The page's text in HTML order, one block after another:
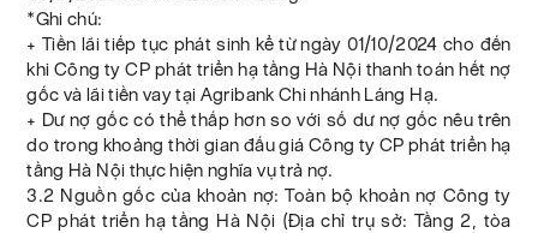
*Ghi chú:
+ Tiền lãi tiếp tục phát sinh kể từ ngày 01/10/2024 cho đến
khi Công ty CP phát triển hạ tầng Hà Nội thanh toán hết nợ
gốc và lãi tiền vay tại Agribank Chi nhánh Láng Hạ.
+ Dư nợ gốc có thể thấp hơn so với số dư nợ gốc nêu trên
do trong khoảng thời gian đấu giá Công ty CP phát triển hạ
tầng Hà Nội thực hiện nghĩa vụ trả nợ.
3.2 Nguồn gốc của khoản nợ: Toàn bộ khoản nợ Công ty
CP phát triển hạ tầng Hà Nội (Địa chỉ trụ sở: Tầng 2, tòa